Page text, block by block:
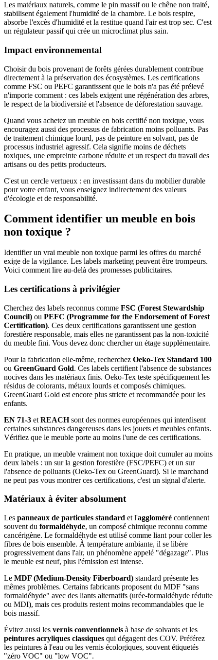
Les matériaux naturels, comme le pin massif ou le chêne non traité,
stabilisent également l'humidité de la chambre. Le bois respire,
absorbe l'excès d'humidité et la restitue quand l'air est trop sec. C'est
un régulateur passif qui crée un microclimat plus sain.
Impact environnemental
Choisir du bois provenant de forêts gérées durablement contribue
directement à la préservation des écosystèmes. Les certifications
comme FSC ou PEFC garantissent que le bois n'a pas été prélevé
n'importe comment : ces labels exigent une régénération des arbres,
le respect de la biodiversité et l'absence de déforestation sauvage.
Quand vous achetez un meuble en bois certifié non toxique, vous
encouragez aussi des processus de fabrication moins polluants. Pas
de traitement chimique lourd, pas de peinture en solvant, pas de
processus industriel agressif. Cela signifie moins de déchets
toxiques, une empreinte carbone réduite et un respect du travail des
artisans ou des petits producteurs.
C'est un cercle vertueux : en investissant dans du mobilier durable
pour votre enfant, vous enseignez indirectement des valeurs
d'écologie et de responsabilité.
Comment identifier un meuble en bois
non toxique ?
Identifier un vrai meuble non toxique parmi les offres du marché
exige de la vigilance. Les labels marketing peuvent être trompeurs.
Voici comment lire au-delà des promesses publicitaires.
Les certifications à privilégier
Cherchez des labels reconnus comme FSC (Forest Stewardship
Council) ou PEFC (Programme for the Endorsement of Forest
Certification). Ces deux certifications garantissent une gestion
forestière responsable, mais elles ne garantissent pas la non-toxicité
du meuble fini. Vous devez donc chercher un étage supplémentaire.
Pour la fabrication elle-même, recherchez Oeko-Tex Standard 100
ou GreenGuard Gold. Ces labels certifient l'absence de substances
nocives dans les matériaux finis. Oeko-Tex teste spécifiquement les
résidus de colorants, métaux lourds et composés chimiques.
GreenGuard Gold est encore plus stricte et recommandée pour les
enfants.
EN 71-3 et REACHsont des normes européennes qui interdisent
certaines substances dangereuses dans les jouets et meubles enfants.
Vérifiez que le meuble porte au moins l'une de ces certifications.
En pratique, un meuble vraiment non toxique doit cumuler au moins
deux labels : un sur la gestion forestière (FSC/PEFC) et un sur
l'absence de polluants (Oeko-Tex ou GreenGuard). Si le marchand
ne peut pas vous montrer ces certifications, c'est un signal d'alerte.
Matériaux à éviter absolument
Les panneaux de particules standard et l'aggloméré contiennent
souvent du formaldéhyde, un composé chimique reconnu comme
cancérigène. Le formaldéhyde est utilisé comme liant pour coller les
fibres de bois ensemble. À température ambiante, il se libère
progressivement dans l'air, un phénomène appelé "dégazage". Plus
le meuble est neuf, plus l'émission est intense.
Le MDF (Medium-Density Fiberboard) standard présente les
mêmes problèmes. Certains fabricants proposent du MDF "sans
formaldéhyde" avec des liants alternatifs (urée-formaldéhyde réduite
ou MDI), mais ces produits restent moins recommandables que le
bois massif.
Évitez aussi les vernis conventionnels à base de solvants et les
peintures acryliques classiques qui dégagent des COV. Préférez
les peintures à l'eau ou les vernis écologiques, souvent étiquetés
"zéro VOC" ou "low VOC".